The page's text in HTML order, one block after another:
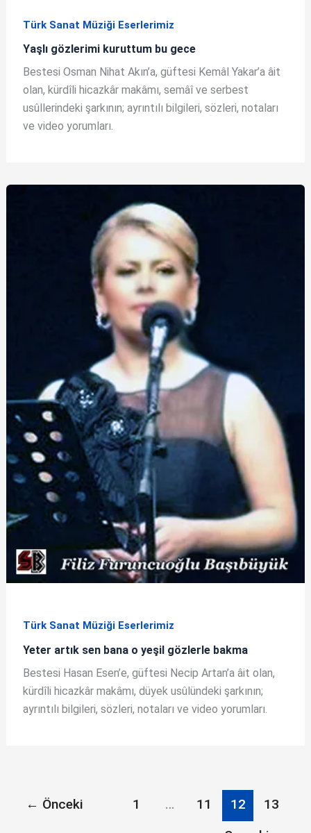
Türk Sanat Müziği Eserlerimiz
Yaşlı gözlerimi kuruttum bu gece
Bestesi Osman Nihat Akın’a, güftesi Kemâl Yakar’a âit
olan, kürdîli hicazkâr makâmı, semâî ve serbest
usûllerindeki şarkının; ayrıntılı bilgileri, sözleri, notaları
ve video yorumları.
Türk Sanat Müziği Eserlerimiz
Yeter artık sen bana o yeşil gözlerle bakma
Bestesi Hasan Esen’e, güftesi Necip Artan’a âit olan,
kürdîli hicazkâr makâmı, düyek usûlündeki şarkının;
ayrıntılı bilgileri, sözleri, notaları ve video yorumları.
← Önceki 1 … 11 12
13